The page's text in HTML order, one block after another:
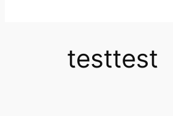
testtest